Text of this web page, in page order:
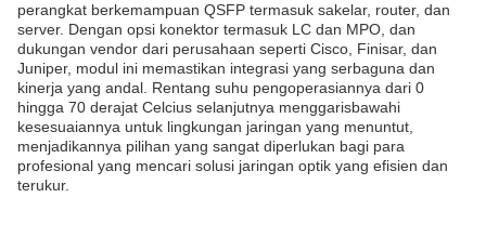
perangkat berkemampuan QSFP termasuk sakelar, router, dan
server. Dengan opsi konektor termasuk LC dan MPO, dan
dukungan vendor dari perusahaan seperti Cisco, Finisar, dan
Juniper, modul ini memastikan integrasi yang serbaguna dan
kinerja yang andal. Rentang suhu pengoperasiannya dari 0
hingga 70 derajat Celcius selanjutnya menggarisbawahi
kesesuaiannya untuk lingkungan jaringan yang menuntut,
menjadikannya pilihan yang sangat diperlukan bagi para
profesional yang mencari solusi jaringan optik yang efisien dan
terukur.